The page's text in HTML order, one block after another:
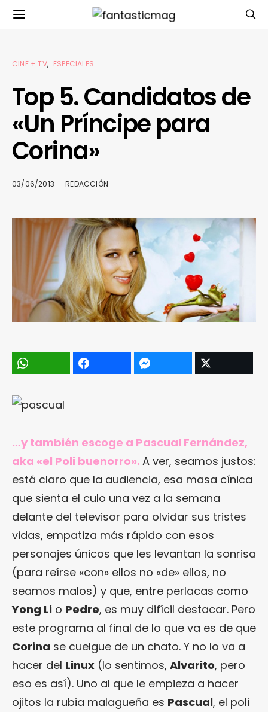
CINE + TV ESPECIALES
Top 5. Candidatos de
«Un Príncipe para
Corina»
03/06/2013 REDACCIÓN
…y también escoge a Pascual Fernández,
aka «el Poli buenorro». A ver, seamos justos:
está claro que la audiencia, esa masa cínica
que sienta el culo una vez a la semana
delante del televisor para olvidar sus tristes
vidas, empatiza más rápido con esos
personajes únicos que les levantan la sonrisa
(para reírse «con» ellos no «de» ellos, no
seamos malos) y que, entre perlacas como
Yong Li o Pedre, es muy difícil destacar. Pero
este programa al final de lo que va es de que
Corina se cuelgue de un chato. Y no lo va a
hacer del Linux (lo sentimos, Alvarito, pero
eso es así). Uno al que le empieza a hacer
ojitos la rubia malagueña es Pascual, el poli